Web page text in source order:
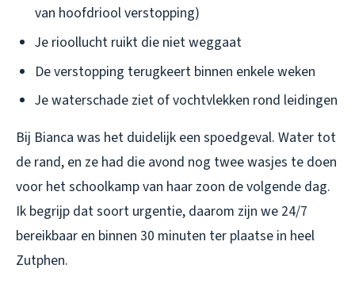
van hoofdriool verstopping)
Je rioollucht ruikt die niet weggaat
De verstopping terugkeert binnen enkele weken
Je waterschade ziet of vochtvlekken rond leidingen
Bij Bianca was het duidelijk een spoedgeval. Water tot
de rand, en ze had die avond nog twee wasjes te doen
voor het schoolkamp van haar zoon de volgende dag.
Ik begrijp dat soort urgentie, daarom zijn we 24/7
bereikbaar en binnen 30 minuten ter plaatse in heel
Zutphen.